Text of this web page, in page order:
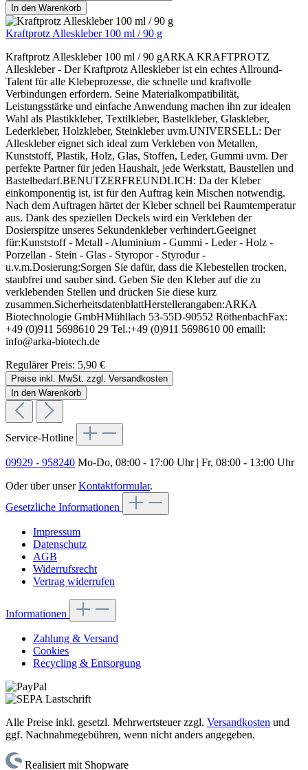
In den Warenkorb
Kraftprotz Alleskleber 100 ml / 90 g
Kraftprotz Alleskleber 100 ml / 90 gARKA KRAFTPROTZ
Alleskleber - Der Kraftprotz Alleskleber ist ein echtes Allround-
Talent für alle Klebeprozesse, die schnelle und kraftvolle
Verbindungen erfordern. Seine Materialkompatibilität,
Leistungsstärke und einfache Anwendung machen ihn zur idealen
Wahl als Plastikkleber, Textilkleber, Bastelkleber, Glaskleber,
Lederkleber, Holzkleber, Steinkleber uvm.UNIVERSELL: Der
Alleskleber eignet sich ideal zum Verkleben von Metallen,
Kunststoff, Plastik, Holz, Glas, Stoffen, Leder, Gummi uvm. Der
perfekte Partner für jeden Haushalt, jede Werkstatt, Baustellen und
Bastelbedarf.BENUTZERFREUNDLICH: Da der Kleber
einkomponentig ist, ist für den Auftrag kein Mischen notwendig.
Nach dem Auftragen härtet der Kleber schnell bei Raumtemperatur
aus. Dank des speziellen Deckels wird ein Verkleben der
Dosierspitze unseres Sekundenkleber verhindert.Geeignet
für:Kunststoff - Metall - Aluminium - Gummi - Leder - Holz -
Porzellan - Stein - Glas - Styropor - Styrodur -
u.v.m.Dosierung:Sorgen Sie dafür, dass die Klebestellen trocken,
staubfrei und sauber sind. Geben Sie den Kleber auf die zu
verklebenden Stellen und drücken Sie diese kurz
zusammen.SicherheitsdatenblattHerstellerangaben:ARKA
Biotechnologie GmbHMühllach 53-55D-90552 RöthenbachFax:
+49 (0)911 5698610 29 Tel.:+49 (0)911 5698610 00 emaill:
info@arka-biotech.de
Regulärer Preis: 5,90 €
Preise inkl. MwSt. zzgl. Versandkosten
In den Warenkorb
Service-Hotline
09929 - 958240 Mo-Do, 08:00 - 17:00 Uhr | Fr, 08:00 - 13:00 Uhr
Oder über unserKontaktformular.
Gesetzliche Informationen
Impressum
Datenschutz
AGB
Widerrufsrecht
Vertrag widerrufen
Informationen
Zahlung & Versand
Cookies
Recycling & Entsorgung
Alle Preise inkl. gesetzl. Mehrwertsteuer zzgl. Versandkosten und
ggf. Nachnahmegebühren, wenn nicht anders angegeben.
Realisiert mit Shopware